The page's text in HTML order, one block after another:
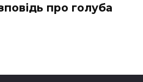
про голуба